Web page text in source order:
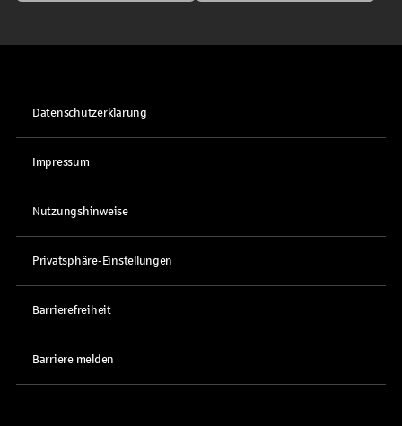
Datenschutzerklärung
Impressum
Nutzungshinweise
Privatsphäre-Einstellungen
Barrierefreiheit
Barriere melden